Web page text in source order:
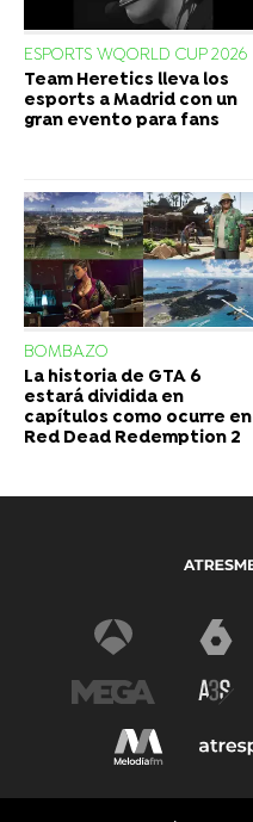
ESPORTS WQORLD CUP 2026
Team Heretics lleva los
esports a Madrid con un
gran evento para fans
BOMBAZO
La historia de GTA 6
estará dividida en
capítulos como ocurre en
Red Dead Redemption 2